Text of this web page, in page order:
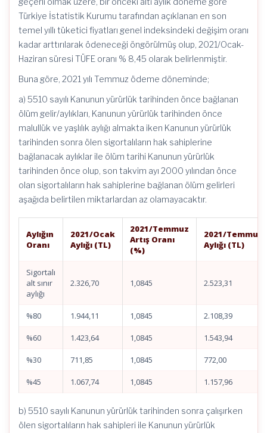
Türkiye İstatistik Kurumu tarafından açıklanan en son
temel yıllı tüketici fiyatları genel indeksindeki değişim oranı
kadar arttırılarak ödeneceği öngörülmüş olup, 2021/Ocak-
Haziran süresi TÜFE oranı % 8,45 olarak belirlenmiştir.
Buna göre, 2021 yılı Temmuz ödeme döneminde;
a) 5510 sayılı Kanunun yürürlük tarihinden önce bağlanan
ölüm gelir/aylıkları, Kanunun yürürlük tarihinden önce
malullük ve yaşlılık aylığı almakta iken Kanunun yürürlük
tarihinden sonra ölen sigortalıların hak sahiplerine
bağlanacak aylıklar ile ölüm tarihi Kanunun yürürlük
tarihinden önce olup, son takvim ayı 2000 yılından önce
olan sigortalıların hak sahiplerine bağlanan ölüm gelirleri
aşağıda belirtilen miktarlardan az olamayacaktır.
Aylığın
Oranı
2021/Ocak
Aylığı (TL)
2021/Temmuz
Artış Oranı
(%)
2021/Temmuz
Aylığı (TL)
Sigortalı
alt sınır
aylığı
2.326,70 1,0845 2.523,31
%80 1.944,11 1,0845 2.108,39
%60 1.423,64 1,0845 1.543,94
%30 711,85 1,0845 772,00
%45 1.067,74 1,0845 1.157,96
b) 5510 sayılı Kanunun yürürlük tarihinden sonra çalışırken
ölen sigortalıların hak sahipleri ile Kanunun yürürlük